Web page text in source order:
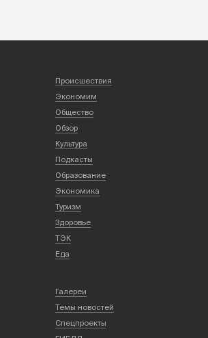
Происшествия
Экономим
Общество
Обзор
Культура
Подкасты
Образование
Экономика
Туризм
Здоровье
ТЭК
Еда
Галереи
Темы новостей
Спецпроекты